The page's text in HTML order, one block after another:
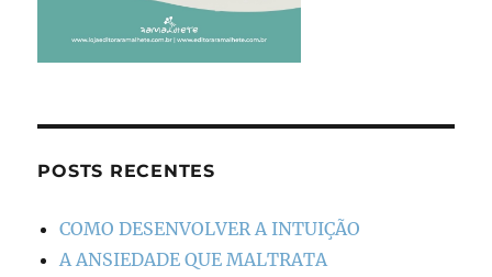
POSTS RECENTES
COMO DESENVOLVER A INTUIÇÃO
A ANSIEDADE QUE MALTRATA